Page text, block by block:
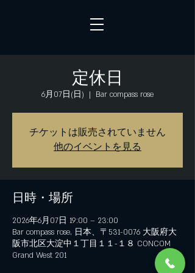
定休日
6月07日(日)
  |
Bar compass rose
チケットは販売されていません
他のイベントを見る
日時・場所
2026年6月07日 19:00 – 23:00
Bar compass rose, 日本、〒531-0076 大阪府大
阪市北区大淀中１丁目１１−１８ CONCOM
Grand West 201